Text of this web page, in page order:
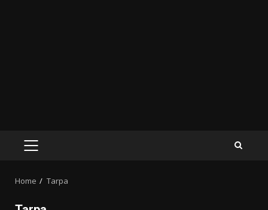
PRIMARY
Home Tarpa